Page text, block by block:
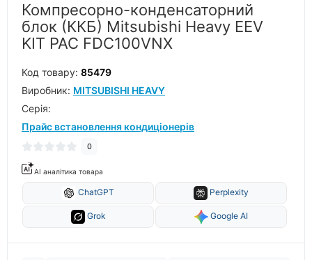
Компресорно-конденсаторний
блок (ККБ) Mitsubishi Heavy EEV
KIT PAC FDC100VNX
Код товару: 85479
Виробник: MITSUBISHI HEAVY
Серiя:
Прайс встановлення кондиціонерів
0
AI аналітика товара
ChatGPT Perplexity
Grok Google AI